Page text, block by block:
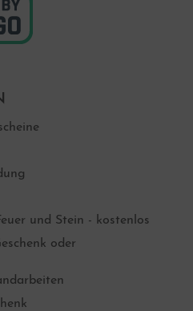
und Stein - kostenlos
oder